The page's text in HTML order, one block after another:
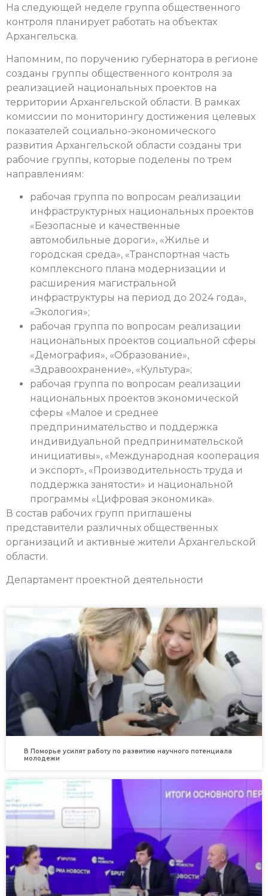
На следующей неделе группа общественного
контроля планирует работать на объектах
Архангельска.
Напомним, по поручению губернатора в регионе
созданы группы общественного контроля за
реализацией национальных проектов на
территории Архангельской области. В рамках
комиссии по мониторингу достижения целевых
показателей социально-экономического
развития Архангельской области созданы три
рабочие группы, которые поделены по трем
направлениям:
рабочая группа по вопросам реализации
инфраструктурных национальных проектов
«Безопасные и качественные
автомобильные дороги», «Жилье и
городская среда», «Транспортная часть
комплексного плана модернизации и
расширения магистральной
инфраструктуры на период до 2024 года»,
«Экология»;
рабочая группа по вопросам реализации
национальных проектов социальной сферы
«Демография», «Образование»,
«Здравоохранение», «Культура»;
рабочая группа по вопросам реализации
национальных проектов экономической
сферы «Малое и среднее
предпринимательство и поддержка
индивидуальной предпринимательской
инициативы», «Международная кооперация
и экспорт», «Производительность труда и
поддержка занятости» и национальной
программы «Цифровая экономика».
В состав рабочих групп приглашены
представители различных общественных
организаций и активные жители Архангельской
области.
Департамент проектной деятельности
В Поморье усилят работу по развитию научного потенциала
молодежи